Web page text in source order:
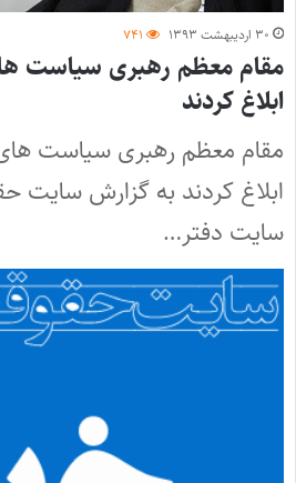
۳۰ اردیبهشت ۱۳۹۳ ۷۴۱
مقام معظم رهبری سیاست
ابلاغ کردند
مقام معظم رهبری سیاست
ابلاغ کردند به گزارش سایت
سایت دفتر…